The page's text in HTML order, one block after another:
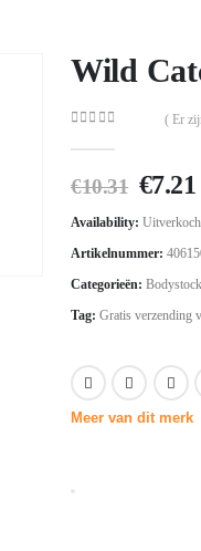
Wild
( Er
€10.31
prijs
was:
€7.21
Availability:
Artikelnummer:
Categorieën:
Tag: Gratis verzending
Meer van dit merk